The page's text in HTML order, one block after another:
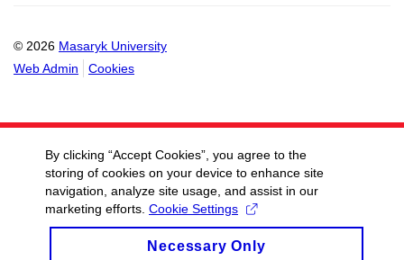
© 2026 Masaryk University
Web Admin
Cookies
By clicking “Accept Cookies”, you agree to the
storing of cookies on your device to enhance site
navigation, analyze site usage, and assist in our
marketing efforts. Cookie Settings
Necessary Only